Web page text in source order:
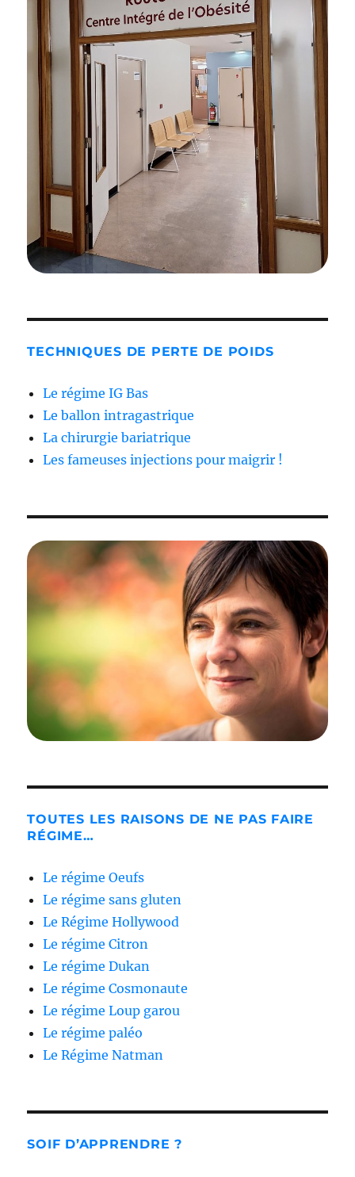
TECHNIQUES DE PERTE DE POIDS
Le régime IG Bas
Le ballon intragastrique
La chirurgie bariatrique
Les fameuses injections pour maigrir !
TOUTES LES RAISONS DE NE PAS FAIRE
RÉGIME…
Le régime Oeufs
Le régime sans gluten
Le Régime Hollywood
Le régime Citron
Le régime Dukan
Le régime Cosmonaute
Le régime Loup garou
Le régime paléo
Le Régime Natman
SOIF D’APPRENDRE ?